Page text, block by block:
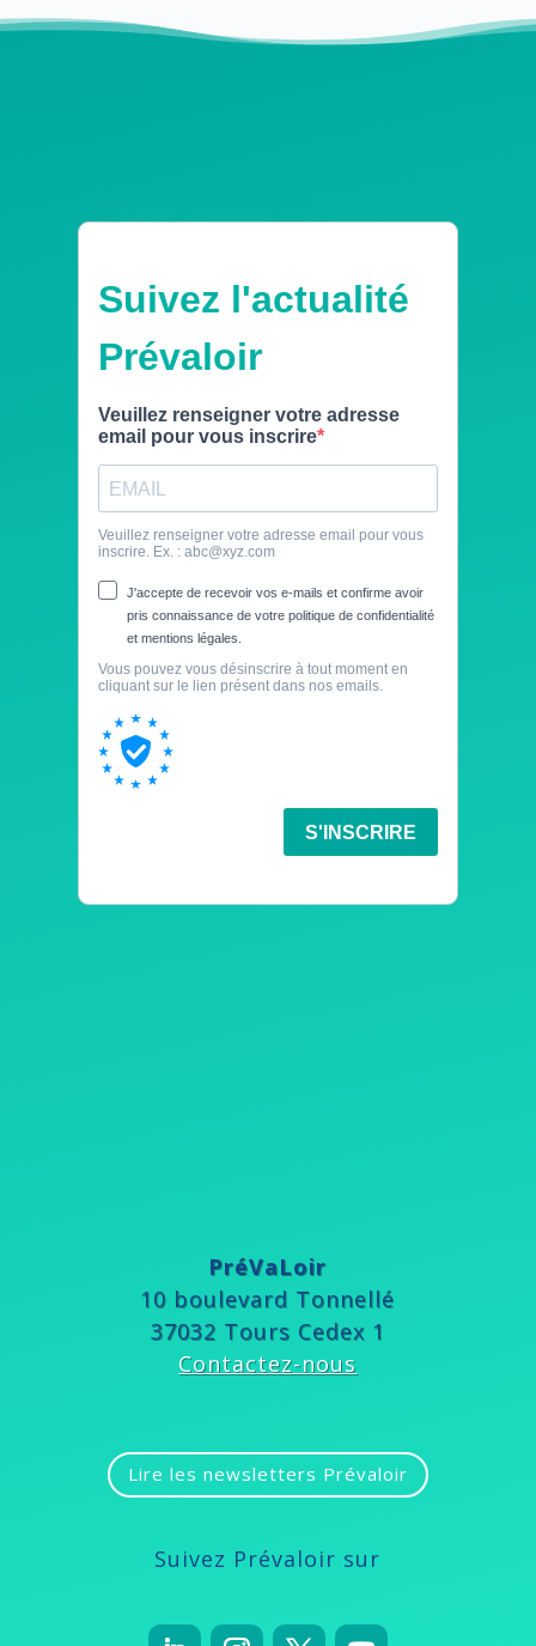
PréVaLoir
10 boulevard Tonnellé
37032 Tours Cedex 1
Contactez-nous
Lire les newsletters Prévaloir
Suivez Prévaloir sur